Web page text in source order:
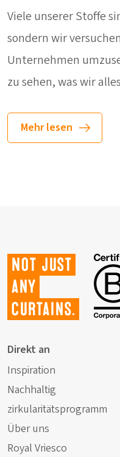
Viele unserer Stoffe
sondern wir
Unternehmen
zu sehen, was wir
Mehr lesen
Not just
any
curtains.
Direkt an
Inspiration
Nachhaltig
zirkularitätsprogramm
Über uns
Royal Vriesco